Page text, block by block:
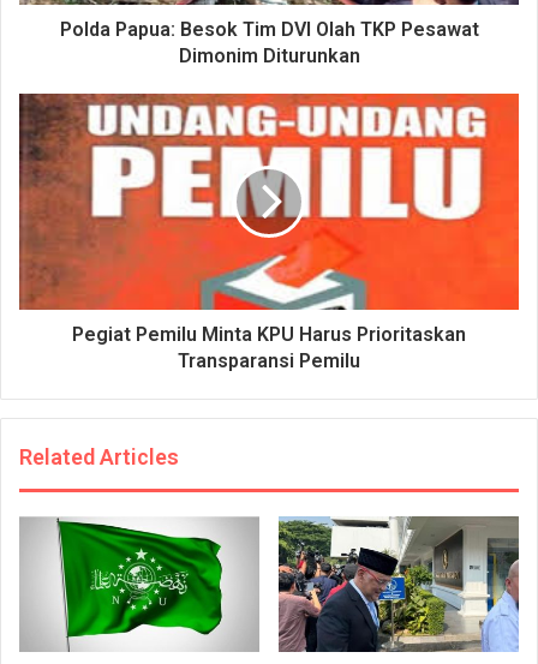
Polda Papua: Besok Tim DVI Olah TKP Pesawat
Dimonim Diturunkan
Pegiat Pemilu Minta KPU Harus Prioritaskan
Transparansi Pemilu
Related Articles